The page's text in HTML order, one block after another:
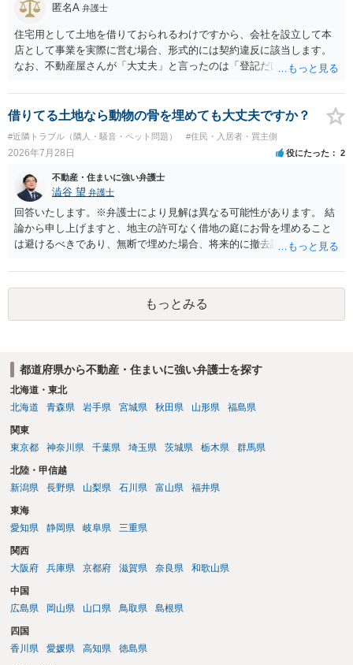
匿名A 弁護士
住宅用として土地を借りておられるわけですから、会社を設立して本
店として事業を実際に営む場合、形式的には契約違反に該当します。
なお、不動産屋さんが「大丈夫」と言ったのは「登記だけなら実務上
れますが、これは法的な保証ではありません。 ただ、解除まで認めら
れるかどうかについては信頼関係が破壊されたかどうかで判断されま
すので、建物を事務所・店舗用に大きく改築する等までなさらない限
り、リスクはそれほど大きくないかもしれません。 しかしそれでも、
大家さんが契約違反を口実に、将来の更新時に更新料の上乗せを要求
したり、立ち退きを迫る材料に使ったりする可能性は否定できませ
ん。
借りてる土地なら動物の骨を埋めても大丈夫ですか？
#近隣トラブル（隣人・騒音・ペット問題） #住民・入居者・買主側
2026年7月28日 役にたった 2
不動産・住まいに強い弁護士
澁谷 望 弁護士
回答いたします。※弁護士により見解は異なる可能性があります。 結
論から申し上げますと、地主の許可なく借地の庭にお骨を埋めること
は避けるべきであり、無断で埋めた場合、将来的に撤去請求や退去時
上、自分のペットの遺骨を埋める行為自体は墓地埋葬法違反や不法投
棄には該当しないため、犯罪になるわけではありません。しかし、建
物の所有者は質問者様であっても、土地の所有権はあくまで地主にあ
ります。そのため、地主に無断でお骨を埋める行為は、他人の所有権
事前に地主へ相談して許可を得るか、土地に直接埋めずに大きめの鉢
植え等で供養する「プランター葬」や、ペット霊園等への納骨を検討
されるのが確実かと思います。
もっとみる
都道府県から不動産・住まいに強い弁護士を探す
北海道・東北
北海道
青森県 岩手県 宮城県 秋田県 山形県 福島県
関東
東京都
神奈川県 千葉県 埼玉県 茨城県 栃木県 群馬県
北陸・甲信越
新潟県
長野県 山梨県 石川県 富山県 福井県
東海
愛知県
静岡県 岐阜県 三重県
関西
大阪府
兵庫県 京都府 滋賀県 奈良県 和歌山県
中国
広島県
岡山県 山口県 鳥取県 島根県
四国
香川県
愛媛県 高知県 徳島県